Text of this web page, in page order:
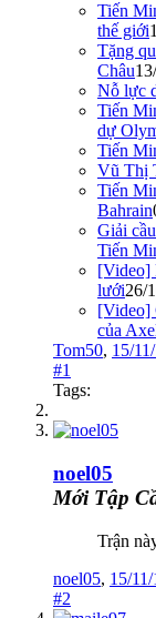
Tiến
thế giới
Tặng
Châu
Nỗ lực
Tiến
dự
Tiến
Vũ Thị
Tiến
Bahrain
Giải
Tiến
[Video]
lưới26/
[Video]
của
Tom50, 15/
#1
Tags:
noel05
Mới Tập
Trận
noel05, 15/
#2